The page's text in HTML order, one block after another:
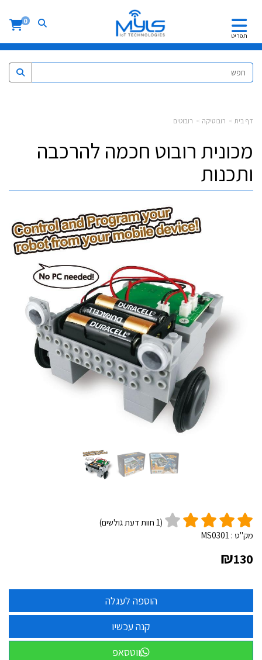
תפריט
0
דף בית רובוטיקה רובוטים
מכונית רובוט חכמה להרכבה
ותכנות
(
1 חוות דעת גולשים)
מק"ט : MS0301
₪130
ווטסאפ